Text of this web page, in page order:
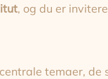
, og du er
temaer, de